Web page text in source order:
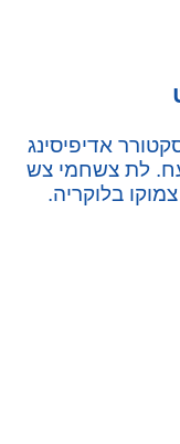
אדיפיסינג
לת צשחמי צש
בלוקריה.